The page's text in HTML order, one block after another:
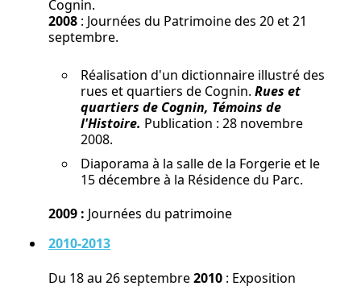
Cognin.
2008 : Journées du Patrimoine des 20 et 21
septembre.
Réalisation d'un dictionnaire illustré des
rues et quartiers de Cognin. Rues et
quartiers de Cognin, Témoins de
l'Histoire. Publication : 28 novembre
2008.
Diaporama à la salle de la Forgerie et le
15 décembre à la Résidence du Parc.
2009 : Journées du patrimoine
2010-2013
Du 18 au 26 septembre2010 : Exposition